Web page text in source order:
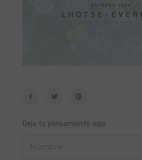
Deja tu pensamiento aquí